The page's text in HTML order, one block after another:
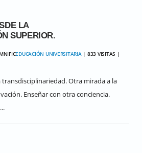
LA
SUPERIOR.
EDUCACIÓN UNIVERSITARIA| 833 VISITAS |
transdisciplinariedad. Otra mirada a la
Enseñar con otra conciencia.